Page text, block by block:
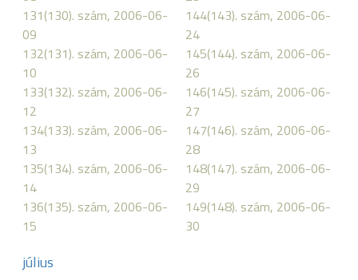
131(130). szám, 2006-06-
09
132(131). szám, 2006-06-
10
133(132). szám, 2006-06-
12
134(133). szám, 2006-06-
13
135(134). szám, 2006-06-
14
136(135). szám, 2006-06-
15
144(143). szám, 2006-06-
24
145(144). szám, 2006-06-
26
146(145). szám, 2006-06-
27
147(146). szám, 2006-06-
28
148(147). szám, 2006-06-
29
149(148). szám, 2006-06-
30
július